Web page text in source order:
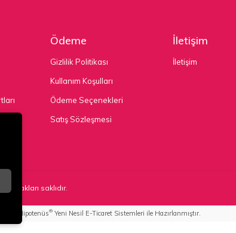
Ödeme
Gizlilik Politikası
Kullanım Koşulları
Ödeme Seçenekleri
Satış Sözleşmesi
İletişim
İletişim
. Tüm hakları saklıdır.
Hipotenüs®Yeni Nesil E-Ticaret Sistemleri ile Hazırlanmıştır.